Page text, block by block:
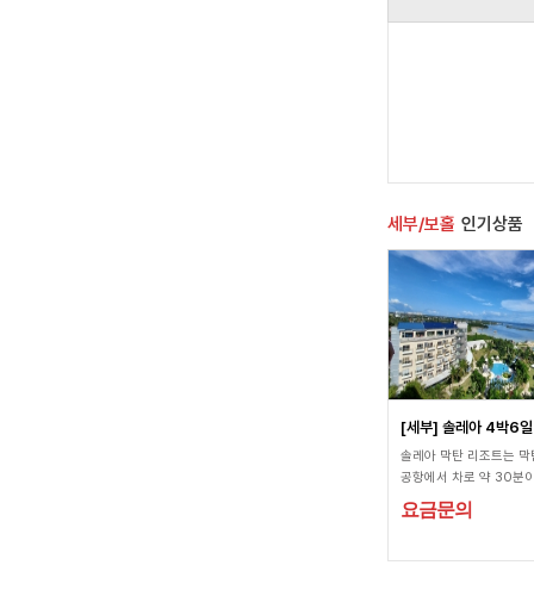
세부/보홀 인기상품
[세부] 솔레아 4박6일
솔레아 막탄 리조트는
공항에서 차로 약 30분
다. 주변 명소로는 탐험
운 마젤란의 십자가와
로 약 50분 거리에 있습
요금문의